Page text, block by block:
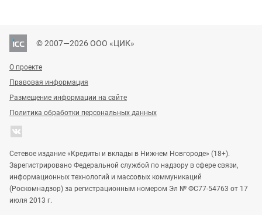
© 2007—2026 ООО «ЦИК»
О проекте
Правовая информация
Размещение информации на сайте
Политика обработки персональных данных
Сетевое издание «Кредиты и вклады в Нижнем Новгороде» (18+).
Зарегистрировано Федеральной службой по надзору в сфере связи,
информационных технологий и массовых коммуникаций
(Роскомнадзор) за регистрационным номером Эл № ФС77-54763 от 17
июля 2013 г.